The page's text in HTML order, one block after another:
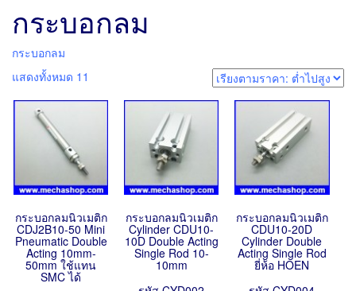
กระบอกลม
กระบอกลม
แสดงทั้งหมด 11
กระบอกลมนิวเมติก
CDJ2B10-50 Mini
Pneumatic Double
Acting 10mm-
50mm ใช้แทน
SMC ได้
กระบอกลมนิวเมติก
Cylinder CDU10-
10D Double Acting
Single Rod 10-
10mm
กระบอกลมนิวเมติก
CDU10-20D
Cylinder Double
Acting Single Rod
ยี่ห้อ HOEN